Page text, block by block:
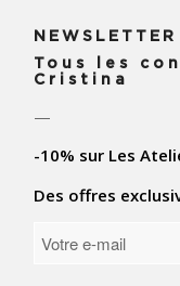
NEWSLETTER
Tous les
Cristina
—
-10% sur Les
Des offres